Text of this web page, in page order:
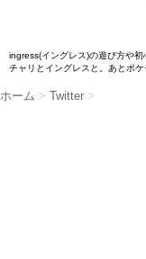
ingress(イングレス)の遊び方や
チャリとイングレスと。あとポケ
ホーム > Twitter >